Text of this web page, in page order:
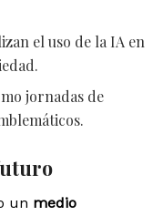
el uso de la IA en
jornadas de
un medio